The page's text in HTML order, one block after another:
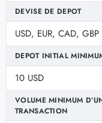
DEVISE DE DEPOT
USD, EUR, CAD, GBP
DEPOT INITIAL
10 USD
VOLUME MINIMUM
TRANSACTION